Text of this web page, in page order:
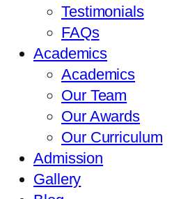
Testimonials
FAQs
Academics
Academics
Our Team
Our Awards
Our Curriculum
Admission
Gallery